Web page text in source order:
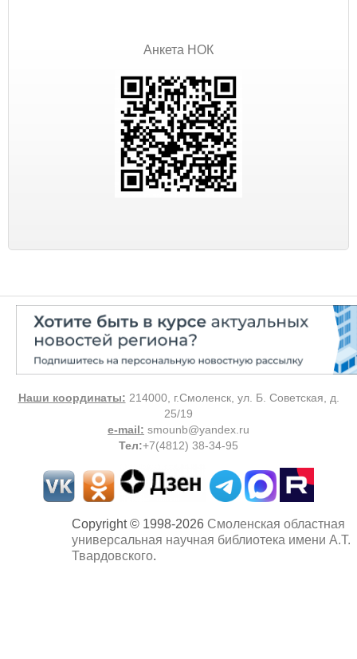
Анкета НОК
Наши координаты: 214000, г.Смоленск, ул. Б. Советская, д.
25/19
e-mail: smounb@yandex.ru
Тел:+7(4812) 38-34-95
Copyright © 1998-2026 Смоленская областная
универсальная научная библиотека имени А.Т.
Твардовского.